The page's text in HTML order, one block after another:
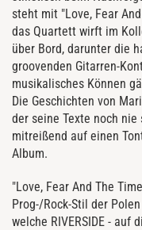
steht mit "Love, Fear
das Quartett wirft im
über Bord, darunter die
groovenden Gitarren-
musikalisches Können
Die Geschichten von
der seine Texte noch
mitreißend auf einen
Album.
"Love, Fear And The
Prog-/Rock-Stil der
welche RIVERSIDE - auf